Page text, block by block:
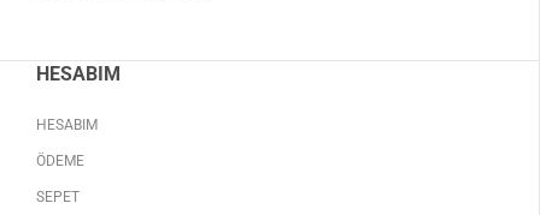
HESABIM
HESABIM
ÖDEME
SEPET